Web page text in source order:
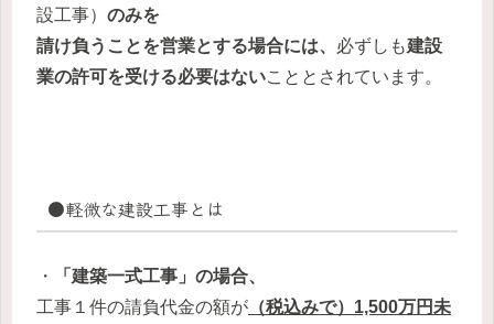
設工事） のみを
請け負うことを営業とする場合には、 必ずしも建設
業の許可を受ける必要はないこととされています。
●軽微な建設工事とは
・
「建築一式工事」の場合、
工事１件の請負代金の額が （税込みで）1,500万円未